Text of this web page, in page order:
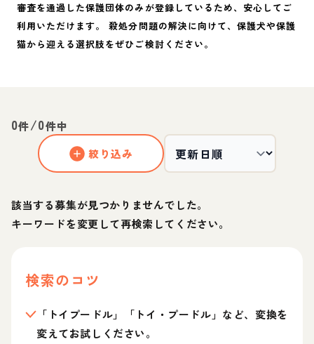
審査を通過した保護団体のみが登録しているため、安心してご
利用いただけます。 殺処分問題の解決に向けて、保護犬や保護
猫から迎える選択肢をぜひご検討ください。
0件/0件中
絞り込み
該当する募集が見つかりませんでした。
キーワードを変更して再検索してください。
検索のコツ
「トイプードル」「トイ・プードル」など、変換を
変えてお試しください。